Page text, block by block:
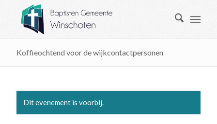
Koffieochtend voor de wijkcontactpersonen
Dit evenement is voorbij.